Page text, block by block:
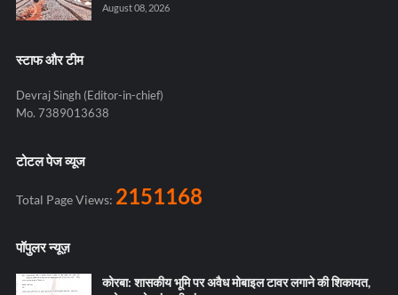
August 08, 2026
स्टाफ और टीम
Devraj Singh (Editor-in-chief)
Mo. 7389013638
टोटल पेज व्यूज
Total Page Views: 2151168
पॉपुलर न्यूज़
कोरबा: शासकीय भूमि पर अवैध मोबाइल टावर लगाने की शिकायत,